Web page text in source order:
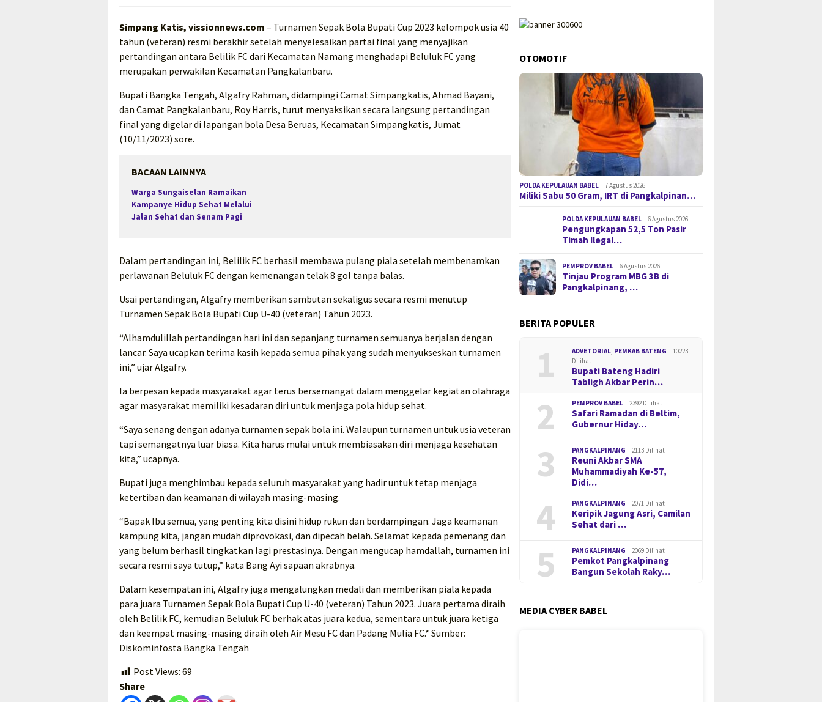
Simpang Katis, vissionnews.com – Turnamen Sepak Bola Bupati Cup 2023 kelompok usia 40
tahun (veteran) resmi berakhir setelah menyelesaikan partai final yang menyajikan
pertandingan antara Belilik FC dari Kecamatan Namang menghadapi Beluluk FC yang
merupakan perwakilan Kecamatan Pangkalanbaru.
Bupati Bangka Tengah, Algafry Rahman, didampingi Camat Simpangkatis, Ahmad Bayani,
dan Camat Pangkalanbaru, Roy Harris, turut menyaksikan secara langsung pertandingan
final yang digelar di lapangan bola Desa Beruas, Kecamatan Simpangkatis, Jumat
(10/11/2023) sore.
BACAAN LAINNYA
Warga Sungaiselan Ramaikan
Kampanye Hidup Sehat Melalui
Jalan Sehat dan Senam Pagi
Dalam pertandingan ini, Belilik FC berhasil membawa pulang piala setelah membenamkan
perlawanan Beluluk FC dengan kemenangan telak 8 gol tanpa balas.
Usai pertandingan, Algafry memberikan sambutan sekaligus secara resmi menutup
Turnamen Sepak Bola Bupati Cup U-40 (veteran) Tahun 2023.
“Alhamdulillah pertandingan hari ini dan sepanjang turnamen semuanya berjalan dengan
lancar. Saya ucapkan terima kasih kepada semua pihak yang sudah menyukseskan turnamen
ini,” ujar Algafry.
Ia berpesan kepada masyarakat agar terus bersemangat dalam menggelar kegiatan olahraga
agar masyarakat memiliki kesadaran diri untuk menjaga pola hidup sehat.
“Saya senang dengan adanya turnamen sepak bola ini. Walaupun turnamen untuk usia veteran
tapi semangatnya luar biasa. Kita harus mulai untuk membiasakan diri menjaga kesehatan
kita,” ucapnya.
Bupati juga menghimbau kepada seluruh masyarakat yang hadir untuk tetap menjaga
ketertiban dan keamanan di wilayah masing-masing.
“Bapak Ibu semua, yang penting kita disini hidup rukun dan berdampingan. Jaga keamanan
kampung kita, jangan mudah diprovokasi, dan dipecah belah. Selamat kepada pemenang dan
yang belum berhasil tingkatkan lagi prestasinya. Dengan mengucap hamdallah, turnamen ini
secara resmi saya tutup,” kata Bang Ayi sapaan akrabnya.
Dalam kesempatan ini, Algafry juga mengalungkan medali dan memberikan piala kepada
para juara Turnamen Sepak Bola Bupati Cup U-40 (veteran) Tahun 2023. Juara pertama diraih
oleh Belilik FC, kemudian Beluluk FC berhak atas juara kedua, sementara untuk juara ketiga
dan keempat masing-masing diraih oleh Air Mesu FC dan Padang Mulia FC.* Sumber:
Diskominfosta Bangka Tengah
Post Views: 69
Share
OTOMOTIF
POLDA KEPULAUAN BABEL 7 Agustus 2026
Miliki Sabu 50 Gram, IRT di Pangkalpinan…
POLDA KEPULAUAN BABEL 6 Agustus 2026
Pengungkapan 52,5 Ton Pasir
Timah Ilegal…
PEMPROV BABEL 6 Agustus 2026
Tinjau Program MBG 3B di
Pangkalpinang, …
BERITA POPULER
1 ADVETORIAL, PEMKAB BATENG
10223
Dilihat
Bupati Bateng Hadiri
Tabligh Akbar Perin…
2 PEMPROV BABEL 2392 Dilihat
Safari Ramadan di Beltim,
Gubernur Hiday…
3 PANGKALPINANG 2113 Dilihat
Reuni Akbar SMA
Muhammadiyah Ke-57,
Didi…
4 PANGKALPINANG 2071 Dilihat
Keripik Jagung Asri, Camilan
Sehat dari …
5 PANGKALPINANG 2069 Dilihat
Pemkot Pangkalpinang
Bangun Sekolah Raky…
MEDIA CYBER BABEL